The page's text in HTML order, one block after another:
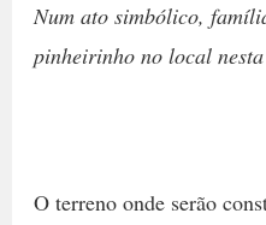
Num ato simbólico,
pinheirinho no local
O terreno onde serão